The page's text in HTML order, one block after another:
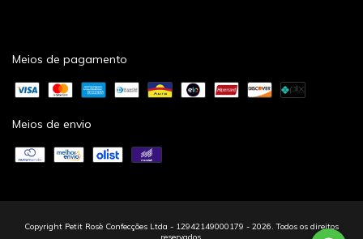
Meios de pagamento
Meios de envio
Copyright Petit Rosè Confecções Ltda - 12942149000179 - 2026. Todos os direitos